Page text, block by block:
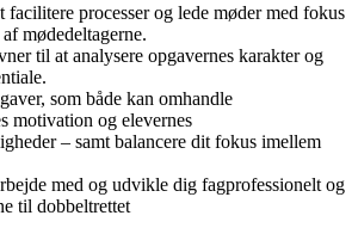
processer og lede møder med fokus
mødedeltagerne.
til at analysere opgavernes karakter og
som både kan omhandle
motivation og elevernes
– samt balancere dit fokus imellem
med og udvikle dig fagprofessionelt og
til dobbeltrettet